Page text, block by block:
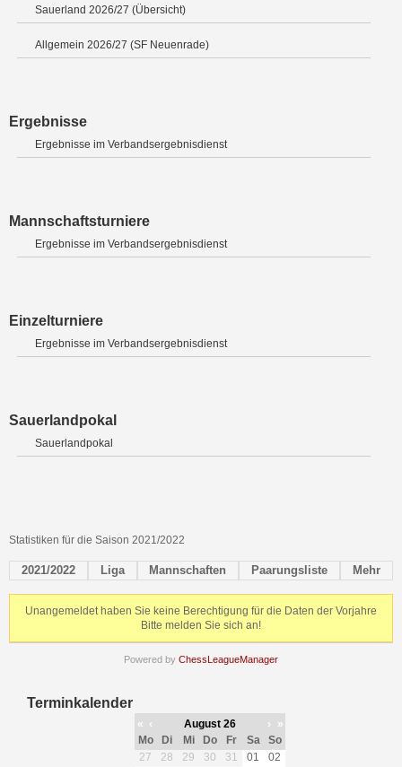
Sauerland 2026/27 (Übersicht)
Allgemein 2026/27 (SF Neuenrade)
Ergebnisse
Ergebnisse im Verbandsergebnisdienst
Mannschaftsturniere
Ergebnisse im Verbandsergebnisdienst
Einzelturniere
Ergebnisse im Verbandsergebnisdienst
Sauerlandpokal
Sauerlandpokal
Statistiken für die Saison 2021/2022
2021/2022 Liga Mannschaften Paarungsliste Mehr
Unangemeldet haben Sie keine Berechtigung für die Daten der Vorjahre
Bitte melden Sie sich an!
Powered by ChessLeagueManager
Terminkalender
« ‹ August 26 ›
»
Mo
Di Mi Do Fr Sa
So
27
28 29 30 31 01
02